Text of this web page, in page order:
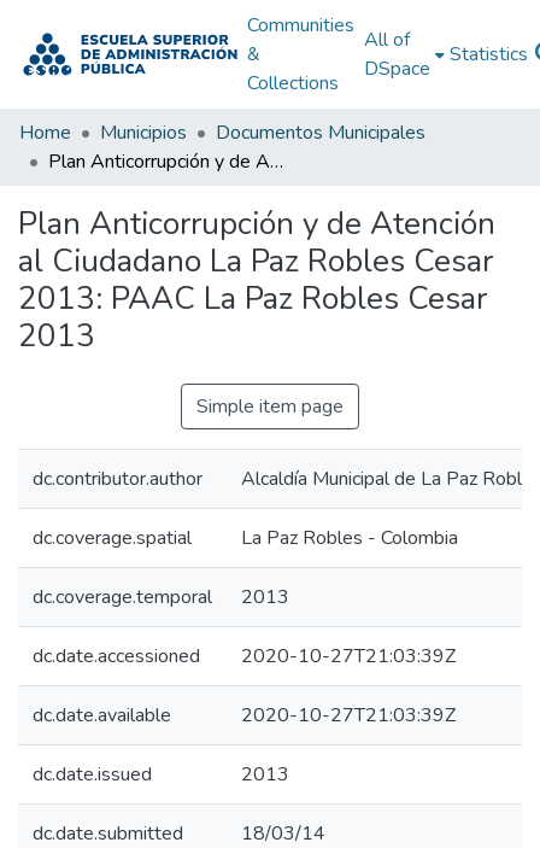
Communities
&
Collections
All of
DSpace
Statistics
Home Municipios
Documentos Municipales
Plan Anticorrupción y de Atención al Ciudadano La Paz Robles Cesar 2013: PAAC La Paz Robles Cesar 2013
Plan Anticorrupción y de Atención
al Ciudadano La Paz Robles Cesar
2013: PAAC La Paz Robles Cesar
2013
Simple item page
dc.contributor.author Alcaldía Municipal de La Paz
dc.coverage.spatial La Paz Robles - Colombia
dc.coverage.temporal 2013
dc.date.accessioned 2020-10-27T21:03:39Z
dc.date.available 2020-10-27T21:03:39Z
dc.date.issued 2013
dc.date.submitted 18/03/14